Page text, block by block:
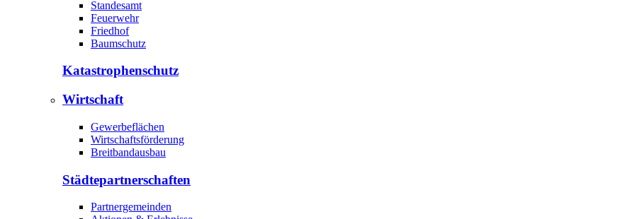
Standesamt
Feuerwehr
Friedhof
Baumschutz
Katastrophen­schutz
Wirtschaft
Gewerbeflächen
Wirtschaftsförderung
Breitbandausbau
Städte­partnerschaften
Partnergemeinden